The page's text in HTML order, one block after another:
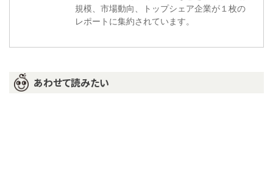
規模、市場動向、トップシェア企業が１枚の
レポートに集約されています。
あわせて読みたい